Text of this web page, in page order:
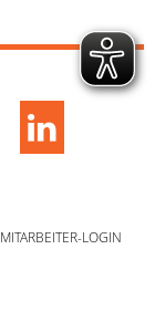
MITARBEITER-LOGIN